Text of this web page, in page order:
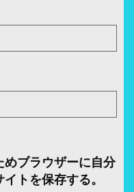
ブラウザーに自分
トを保存する。